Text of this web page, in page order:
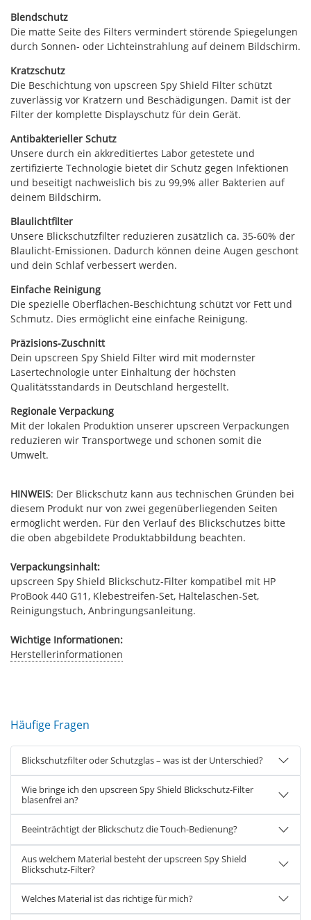
Blendschutz
Die matte Seite des Filters vermindert störende Spiegelungen
durch Sonnen- oder Lichteinstrahlung auf deinem Bildschirm.
Kratzschutz
Die Beschichtung von upscreen Spy Shield Filter schützt
zuverlässig vor Kratzern und Beschädigungen. Damit ist der
Filter der komplette Displayschutz für dein Gerät.
Antibakterieller Schutz
Unsere durch ein akkreditiertes Labor getestete und
zertifizierte Technologie bietet dir Schutz gegen Infektionen
und beseitigt nachweislich bis zu 99,9% aller Bakterien auf
deinem Bildschirm.
Blaulichtfilter
Unsere Blickschutzfilter reduzieren zusätzlich ca. 35-60% der
Blaulicht-Emissionen. Dadurch können deine Augen geschont
und dein Schlaf verbessert werden.
Einfache Reinigung
Die spezielle Oberflächen-Beschichtung schützt vor Fett und
Schmutz. Dies ermöglicht eine einfache Reinigung.
Präzisions-Zuschnitt
Dein upscreen Spy Shield Filter wird mit modernster
Lasertechnologie unter Einhaltung der höchsten
Qualitätsstandards in Deutschland hergestellt.
Regionale Verpackung
Mit der lokalen Produktion unserer upscreen Verpackungen
reduzieren wir Transportwege und schonen somit die
Umwelt.
HINWEIS: Der Blickschutz kann aus technischen Gründen bei
diesem Produkt nur von zwei gegenüberliegenden Seiten
ermöglicht werden. Für den Verlauf des Blickschutzes bitte
die oben abgebildete Produktabbildung beachten.
Verpackungsinhalt:
upscreen Spy Shield Blickschutz-Filter kompatibel mit HP
ProBook 440 G11, Klebestreifen-Set, Haltelaschen-Set,
Reinigungstuch, Anbringungsanleitung.
Wichtige Informationen:
Herstellerinformationen
Häufige Fragen
Blickschutzfilter oder Schutzglas – was ist der Unterschied?
Wie bringe ich den upscreen Spy Shield Blickschutz-Filter
blasenfrei an?
Beeinträchtigt der Blickschutz die Touch-Bedienung?
Aus welchem Material besteht der upscreen Spy Shield
Blickschutz-Filter?
Welches Material ist das richtige für mich?